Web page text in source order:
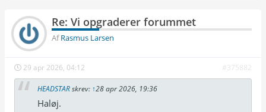
Re: Vi opgraderer forummet
AfRasmus Larsen
29 apr 2026, 04:12 #375882
HEADSTARskrev: ↑28 apr 2026, 19:36
Haløj.